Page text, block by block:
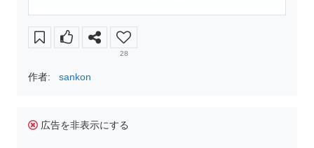
28
作者: sankon
広告を非表示にする